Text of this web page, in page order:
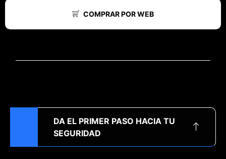
COMPRAR POR WEB
DA EL PRIMER PASO HACIA TU
SEGURIDAD